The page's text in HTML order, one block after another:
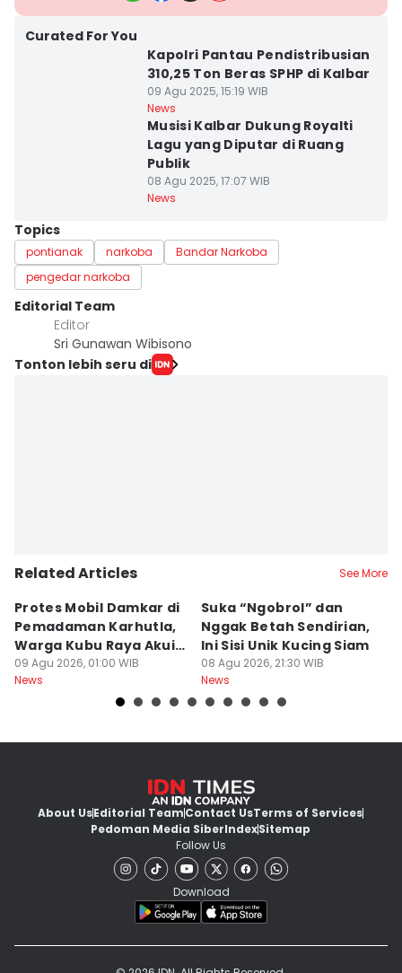
Curated For You
Kapolri Pantau Pendistribusian
310,25 Ton Beras SPHP di Kalbar
09 Agu 2025, 15:19 WIB
News
Musisi Kalbar Dukung Royalti
Lagu yang Diputar di Ruang
Publik
08 Agu 2025, 17:07 WIB
News
Topics
pontianak narkoba
Bandar Narkoba
pengedar narkoba
Editorial Team
Editor
Sri Gunawan Wibisono
Tonton lebih seru di
Related Articles See More
Protes Mobil Damkar di
Pemadaman Karhutla,
Warga Kubu Raya Akui
Khilaf
09 Agu 2026, 01:00 WIB
News
Suka “Ngobrol” dan
Nggak Betah Sendirian,
Ini Sisi Unik Kucing Siam
08 Agu 2026, 21:30 WIB
News
About UsEditorial TeamContact UsTerms of Services
Pedoman Media SiberIndexSitemap
Follow Us
Download